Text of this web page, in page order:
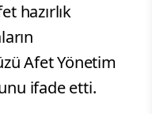
hazırlık
Afet Yönetim
ifade etti.